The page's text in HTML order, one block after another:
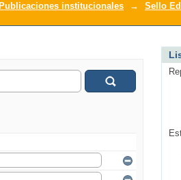
Publicaciones institucionales →
Sello